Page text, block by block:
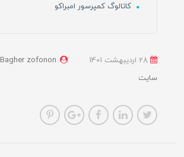
کاتالوگ کمپرسور امبراکو
Bagher zofonon
سایت